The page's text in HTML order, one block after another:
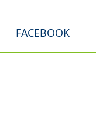
FACEBOOK